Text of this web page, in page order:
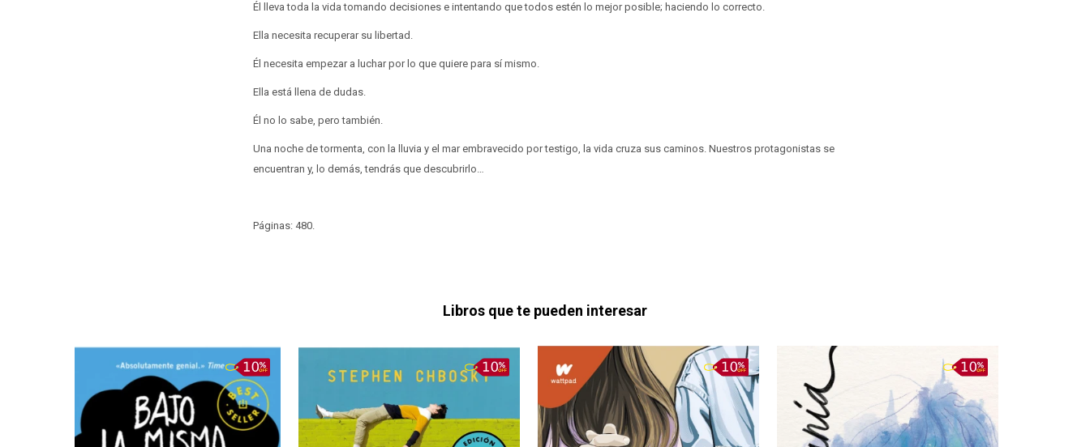
Él lleva toda la vida tomando decisiones e intentando que todos estén lo mejor posible; haciendo lo correcto.
Ella necesita recuperar su libertad.
Él necesita empezar a luchar por lo que quiere para sí mismo.
Ella está llena de dudas.
Él no lo sabe, pero también.
Una noche de tormenta, con la lluvia y el mar embravecido por testigo, la vida cruza sus caminos. Nuestros protagonistas se
encuentran y, lo demás, tendrás que descubrirlo…
Páginas: 480.
Libros que te pueden interesar